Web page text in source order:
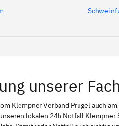
unserer
Klempner Verband Prügel auch
lokalen 24h Notfall Klempner